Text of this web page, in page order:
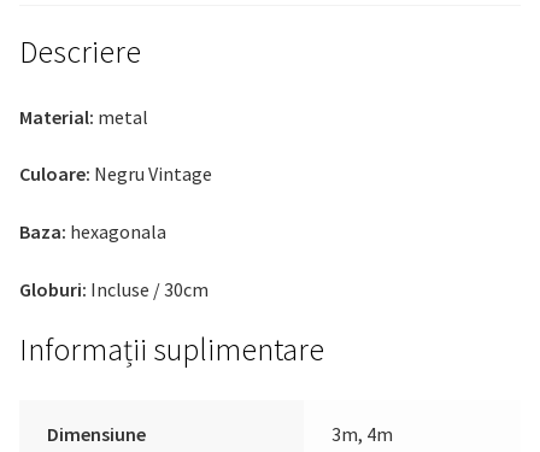
Descriere
Material: metal
Culoare: Negru Vintage
Baza: hexagonala
Globuri: Incluse / 30cm
Informații suplimentare
Dimensiune 3m, 4m